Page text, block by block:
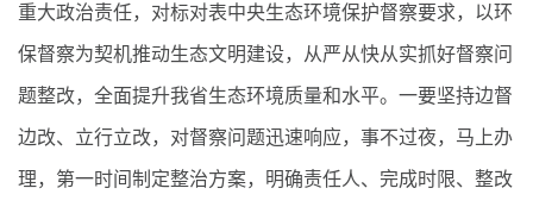
重大政治责任，对标对表中央生态环境保护督察要求，以环
保督察为契机推动生态文明建设，从严从快从实抓好督察问
题整改，全面提升我省生态环境质量和水平。一要坚持边督
边改、立行立改，对督察问题迅速响应，事不过夜，马上办
理，第一时间制定整治方案，明确责任人、完成时限、整改